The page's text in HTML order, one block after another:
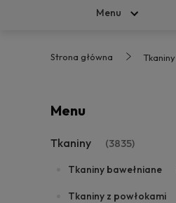
Menu
Strona główna Tkaniny
Menu
Tkaniny (3835)
Tkaniny bawełniane
Tkaniny z powłokami